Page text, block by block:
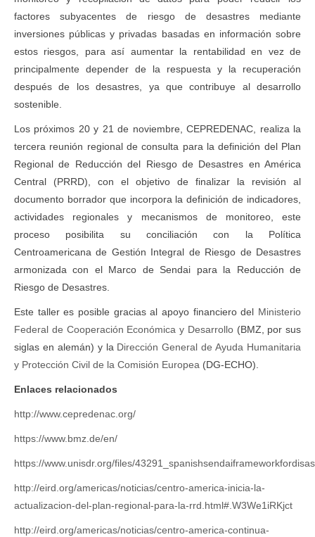
factores subyacentes de riesgo de desastres mediante
inversiones públicas y privadas basadas en información sobre
estos riesgos, para así aumentar la rentabilidad en vez de
principalmente depender de la respuesta y la recuperación
después de los desastres, ya que contribuye al desarrollo
sostenible.
Los próximos 20 y 21 de noviembre, CEPREDENAC, realiza la
tercera reunión regional de consulta para la definición del Plan
Regional de Reducción del Riesgo de Desastres en América
Central (PRRD), con el objetivo de finalizar la revisión al
documento borrador que incorpora la definición de indicadores,
actividades regionales y mecanismos de monitoreo, este
proceso posibilita su conciliación con la Política
Centroamericana de Gestión Integral de Riesgo de Desastres
armonizada con el Marco de Sendai para la Reducción de
Riesgo de Desastres.
Este taller es posible gracias al apoyo financiero del Ministerio
Federal de Cooperación Económica y Desarrollo(BMZ, por sus
siglas en alemán) y la Dirección General de Ayuda Humanitaria
y Protección Civil de la Comisión Europea (DG-ECHO).
Enlaces relacionados
http://www.cepredenac.org/
https://www.bmz.de/en/
https://www.unisdr.org/files/
http://eird.org/americas/noticias/centro-america-inicia-la-
actualizacion-del-plan-regional-para-la-rrd.html#.W3We1iRKjct
http://eird.org/americas/noticias/centro-america-continua-